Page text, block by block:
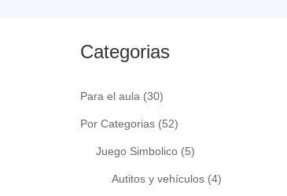
Categorias
Para el aula (30)
Por Categorias (52)
Juego Simbolico (5)
Autitos y vehículos (4)